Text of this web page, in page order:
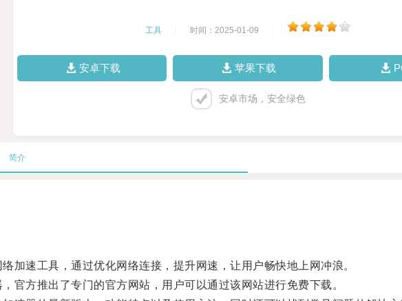
工具 时间：2025-01-09
安卓下载 苹果下载
安卓市场，安全绿色
简介
速工具，通过优化网络连接，提升网速，让用户畅快地上网冲浪。
方推出了专门的官方网站，用户可以通过该网站进行免费下载。